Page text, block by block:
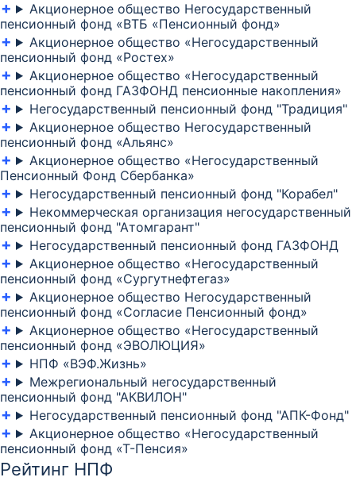
Акционерное общество Негосударственный
пенсионный фонд «ВТБ «Пенсионный фонд»
Акционерное общество «Негосударственный
пенсионный фонд «Ростех»
Акционерное общество «Негосударственный
пенсионный фонд ГАЗФОНД пенсионные накопления»
Негосударственный пенсионный фонд "Традиция"
Акционерное общество Негосударственный
пенсионный фонд «Альянс»
Акционерное общество «Негосударственный
Пенсионный Фонд Сбербанка»
Негосударственный пенсионный фонд "Корабел"
Некоммерческая организация негосударственный
пенсионный фонд "Атомгарант"
Негосударственный пенсионный фонд ГАЗФОНД
Акционерное общество «Негосударственный
пенсионный фонд «Сургутнефтегаз»
Акционерное общество Негосударственный
пенсионный фонд «Согласие Пенсионный фонд»
Акционерное общество «Негосударственный
пенсионный фонд «ЭВОЛЮЦИЯ»
НПФ «ВЭФ.Жизнь»
Межрегиональный негосударственный
пенсионный фонд "АКВИЛОН"
Негосударственный пенсионный фонд "АПК-Фонд"
Акционерное общество «Негосударственный
пенсионный фонд «Т-Пенсия»
Рейтинг НПФ